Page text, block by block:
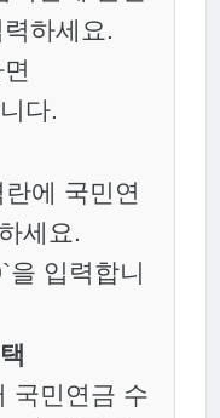
하세요.
다.
에 국민연
세요.
입력합니
국민연금 수